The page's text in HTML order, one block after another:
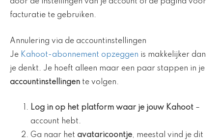
door de instellingen van je account of de pagina voor
facturatie te gebruiken.
Annulering via de accountinstellingen
Je Kahoot-abonnement opzeggen is makkelijker dan
je denkt. Je hoeft alleen maar een paar stappen in je
accountinstellingen te volgen.
Log in op het platform waar je jouw Kahoot –
account hebt.
Ga naar het avataricoontje, meestal vind je dit